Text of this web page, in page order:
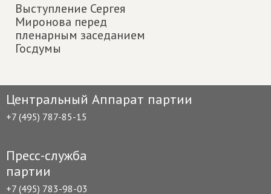
Выступление Сергея
Миронова перед
пленарным заседанием
Госдумы
Центральный Аппарат партии
+7 (495) 787-85-15
Пресс-служба
партии
+7 (495) 783-98-03